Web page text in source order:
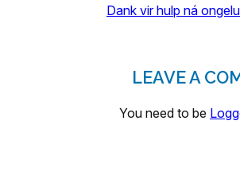
Dank vir hulp ná
LEAVE A
You need to be